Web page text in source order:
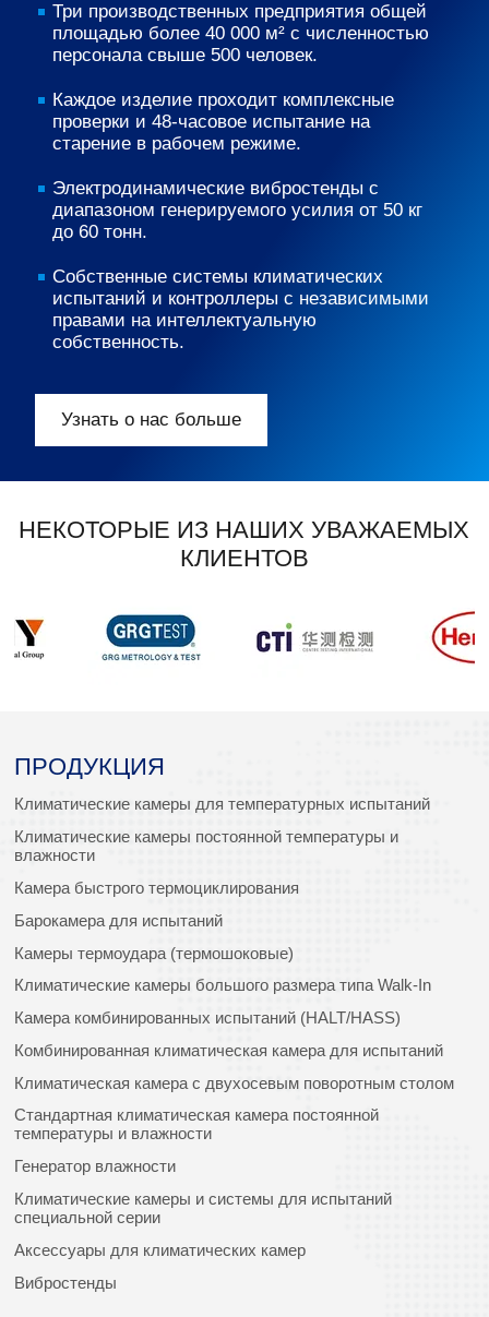
Три производственных предприятия общей
площадью более 40 000 м² с численностью
персонала свыше 500 человек.
Каждое изделие проходит комплексные
проверки и 48-часовое испытание на
старение в рабочем режиме.
Электродинамические вибростенды с
диапазоном генерируемого усилия от 50 кг
до 60 тонн.
Собственные системы климатических
испытаний и контроллеры с независимыми
правами на интеллектуальную
собственность.
Узнать о нас больше
НЕКОТОРЫЕ ИЗ НАШИХ УВАЖАЕМЫХ
КЛИЕНТОВ
ПРОДУКЦИЯ
Климатические камеры для температурных испытаний
Климатические камеры постоянной температуры и
влажности
Камера быстрого термоциклирования
Барокамера для испытаний
Камеры термоудара (термошоковые)
Климатические камеры большого размера типа Walk-In
Камера комбинированных испытаний (HALT/HASS)
Комбинированная климатическая камера для испытаний
Климатическая камера с двухосевым поворотным столом
Стандартная климатическая камера постоянной
температуры и влажности
Генератор влажности
Климатические камеры и системы для испытаний
специальной серии
Аксессуары для климатических камер
Вибростенды